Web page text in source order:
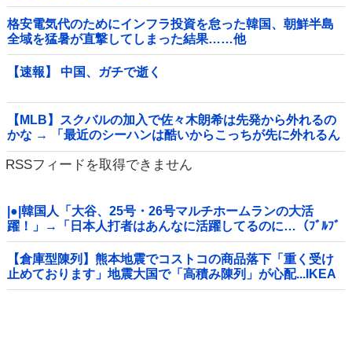
格安電気代のためにインフラ投資を怠った韓国、朝鮮半島
全域を猛暑が直撃してしまった結果……他
【速報】 中国、ガチで逝く
【MLB】スクバルの加入で佐々木朗希は先発から外れるの
かな → 「最近のシーハンは酷いからこっちが先に外れるん
じゃないか」「魔法のグローブで好投が続いてるし佐々木
は残してほしいな」
RSSフィードを取得できません
|●|韓国人「大谷、25号・26号マルチホームランの大活
躍！」→「日本人打者はあんなに活躍してるのに…（ﾌﾞﾙﾌﾞ
ﾙ」＝韓国の反応
【倉庫型陳列】熊本地震でコストコの商品落下「重く受け
止めております」地震大国で「高積み陳列」が心配...IKEA
にも聞いた